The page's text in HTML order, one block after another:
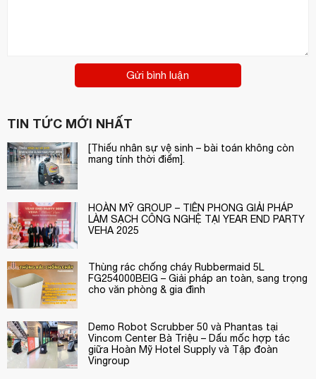
CÔNG TY TNHH CUNG ỨNG THIẾT BỊ KHÁCH SẠN HOÀN
lượng cao từ thương hiệu
cung cấp giải pháp làm sạch và khử mùi tối ưu cho khách hàng
trong nhiều lĩnh vực.
Liên hệ ngay để được tư vấn và báo giá:
Website:https://hoanmyhotelsupply.com
Email:info@hoanmyhotelsupply.com
Hotline: 0944 495 054 / 0904 886 341
Gửi bình luận
TIN TỨC MỚI NHẤT
[Thiếu nhân sự vệ sinh – bài toán không còn
mang tính thời điểm].
HOÀN MỸ GROUP – TIÊN PHONG GIẢI PHÁP
LÀM SẠCH CÔNG NGHỆ TẠI YEAR END PARTY
VEHA 2025
Thùng rác chống cháy Rubbermaid 5L
FG254000BEIG – Giải pháp an toàn, sang trọng
cho văn phòng & gia đình
Demo Robot Scrubber 50 và Phantas tại
Vincom Center Bà Triệu – Dấu mốc hợp tác
giữa Hoàn Mỹ Hotel Supply và Tập đoàn
Vingroup